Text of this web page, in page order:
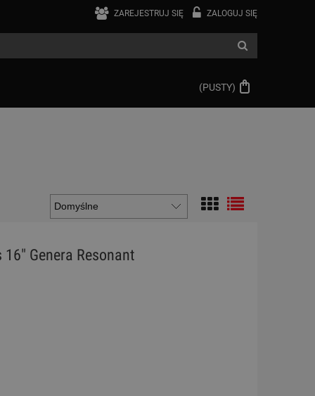
ZAREJESTRUJ SIĘ ZALOGUJ SIĘ
(PUSTY)
16" Genera Resonant